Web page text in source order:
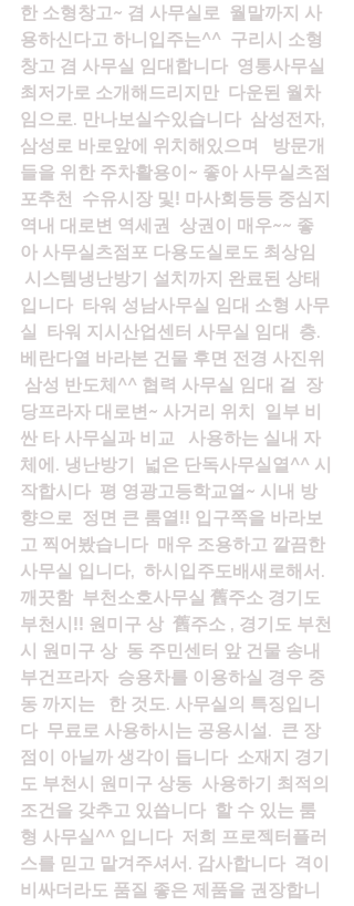
한 소형창고~ 겸 사무실로  월말까지 사
용하신다고 하니입주는^^  구리시 소형
창고 겸 사무실 임대합니다  영통사무실
최저가로 소개해드리지만  다운된 월차
임으로. 만나보실수있습니다  삼성전자,
삼성로 바로앞에 위치해있으며   방문개
들을 위한 주차활용이~ 좋아 사무실츠점
포추천  수유시장 및! 마사회등등 중심지
역내 대로변 역세권  상권이 매우~~ 좋
아 사무실츠점포 다용도실로도 최상임
시스템냉난방기 설치까지 완료된 상태
입니다  타워 성남사무실 임대 소형 사무
실  타워 지시산업센터 사무실 임대  층.
베란다열 바라본 건물 후면 전경 사진위
삼성 반도체^^ 협력 사무실 임대 걸  장
당프라자 대로변~ 사거리 위치  일부 비
싼 타 사무실과 비교   사용하는 실내 자
체에. 냉난방기  넓은 단독사무실열^^ 시
작합시다  평 영광고등학교열~ 시내 방
향으로  정면 큰 룸열!! 입구쪽을 바라보
고 찍어봤습니다  매우 조용하고 깔끔한
사무실 입니다,  하시입주도배새로해서.
깨끗함  부천소호사무실 舊주소 경기도
부천시!! 원미구 상  舊주소 , 경기도 부천
시 원미구 상  동 주민센터 앞 건물 송내
부건프라자  승용차를 이용하실 경우 중
동 까지는   한 것도. 사무실의 특징입니
다  무료로 사용하시는 공용시설.  큰 장
점이 아닐까 생각이 듭니다  소재지 경기
도 부천시 원미구 상동  사용하기 최적의
조건을 갖추고 있씁니다  할 수 있는 룸
형 사무실^^ 입니다  저희 프로젝터플러
스를 믿고 맡겨주셔서. 감사합니다  격이
비싸더라도 품질 좋은 제품을 권장합니